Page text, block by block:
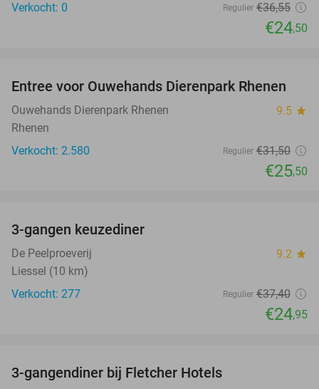
Verkocht: 0
Regulier €36,55
€24,50
19%
TODAY
Entree voor Ouwehands Dierenpark Rhenen
Ouwehands Dierenpark Rhenen 9.5 star
Rhenen
Verkocht: 2.580
Regulier €31,50
€25,50
3-gangen keuzediner
De Peelproeverij 9.2 star
Liessel (10 km)
Verkocht: 277
Regulier €37,40
€24,95
3-gangendiner bij Fletcher Hotels